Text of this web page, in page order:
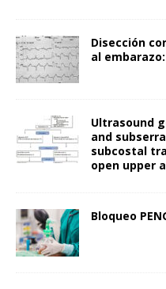
Disección
al
Ultrasound
and
subcostal
open upper
Bloqueo